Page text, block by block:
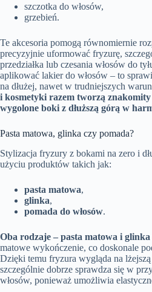
szczotka do włosów,
grzebień.
Te akcesoria pomogą równomiernie
precyzyjnie uformować fryzurę,
przedziałka lub czesania włosów do
aplikować lakier do włosów – to
na dłużej, nawet w trudniejszych
i kosmetyki razem tworzą znakomity
wygolone boki z dłuższą górą w
Pasta matowa, glinka czy pomada?
Stylizacja fryzury z bokami na zero i
użyciu produktów takich jak:
pasta matowa,
glinka,
pomada do włosów.
Oba rodzaje – pasta matowa i glinka
matowe wykończenie, co doskonale
Dzięki temu fryzura wygląda na
szczególnie dobrze sprawdza się w
włosów, ponieważ umożliwia